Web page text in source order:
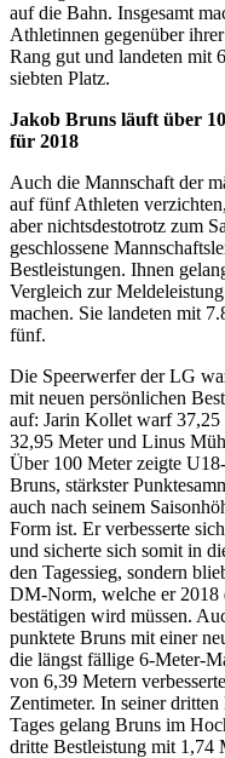
auf die Bahn. Insgesamt
Athletinnen gegenüber
Rang gut und landeten mit
siebten Platz.
Jakob Bruns läuft über
für 2018
Auch die Mannschaft der
auf fünf Athleten
aber nichtsdestotrotz zum
geschlossene
Bestleistungen. Ihnen
Vergleich zur
machen. Sie landeten mit
fünf.
Die Speerwerfer der LG
mit neuen persönlichen
auf: Jarin Kollet warf
32,95 Meter und Linus
Über 100 Meter zeigte
Bruns, stärkster
auch nach seinem
Form ist. Er verbesserte
und sicherte sich somit in
den Tagessieg, sondern
DM-Norm, welche er 2018
bestätigen wird müssen.
punktete Bruns mit einer
die längst fällige 6-Meter-
von 6,39 Metern
Zentimeter. In seiner
Tages gelang Bruns im
dritte Bestleistung mit 1,74